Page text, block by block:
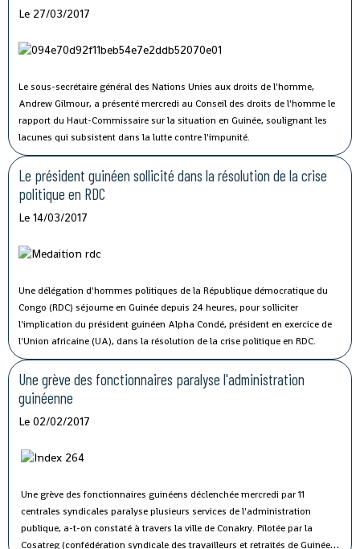
Le 27/03/2017
Le sous-secrétaire général des Nations Unies aux droits de l'homme,
Andrew Gilmour, a présenté mercredi au Conseil des droits de l'homme le
rapport du Haut-Commissaire sur la situation en Guinée, soulignant les
lacunes qui subsistent dans la lutte contre l'impunité.
Le président guinéen sollicité dans la résolution de la crise
politique en RDC
Le 14/03/2017
Une délégation d'hommes politiques de la République démocratique du
Congo (RDC) séjourne en Guinée depuis 24 heures, pour solliciter
l'implication du président guinéen Alpha Condé, président en exercice de
l'Union africaine (UA), dans la résolution de la crise politique en RDC.
Une grève des fonctionnaires paralyse l'administration
guinéenne
Le 02/02/2017
Une grève des fonctionnaires guinéens déclenchée mercredi par 11
centrales syndicales paralyse plusieurs services de l'administration
publique, a-t-on constaté à travers la ville de Conakry. Pilotée par la
Cosatreg (confédération syndicale des travailleurs et retraités de Guinée)